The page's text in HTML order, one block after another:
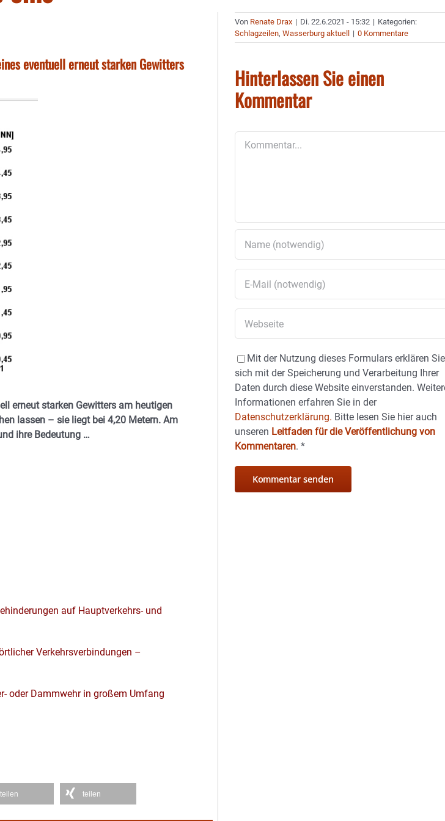
eventuell erneut starken Gewitters
erneut starken Gewitters am heutigen
lassen – sie liegt bei 4,20 Metern. Am
ihre Bedeutung …
auf Hauptverkehrs- und
Verkehrsverbindungen –
oder Dammwehr in großem Umfang
teilen teilen
Von Renate Drax | Di. 22.6.2021 - 15:32 | Kategorien:
Schlagzeilen,Wasserburg aktuell | 0 Kommentare
Hinterlassen Sie einen
Kommentar
Mit der Nutzung dieses Formulars erklären Sie
sich mit der Speicherung und Verarbeitung Ihrer
Daten durch diese Website einverstanden.
Informationen erfahren Sie in der
Datenschutzerklärung. Bitte lesen Sie hier auch
unseren Leitfaden für die Veröffentlichung von
Kommentaren.*